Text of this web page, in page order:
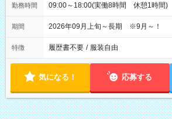
勤務時間 09:00～18:00(実働8時間 休憩1時間)
期間 2026年09月上旬～長期 ※9月～！
特徴 履歴書不要 / 服装自由
気になる！ 応募する